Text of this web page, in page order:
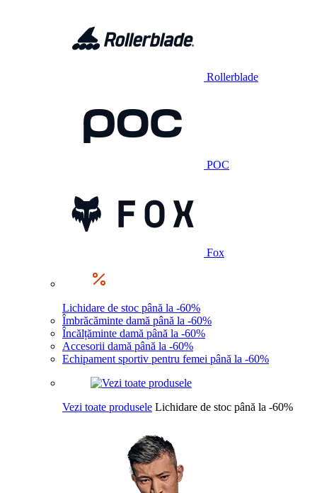
Rollerblade
POC
Fox
Lichidare de stoc până la -60%
Îmbrăcăminte damă până la -60%
Încălțăminte damă până la -60%
Accesorii damă până la -60%
Echipament sportiv pentru femei până la -60%
Vezi toate produsele Lichidare de stoc până la -60%